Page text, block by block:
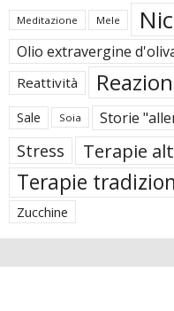
Meditazione Mele
Olio extravergine
Reattività
Sale Soia Storie
Stress Terapie
Terapie
Zucchine